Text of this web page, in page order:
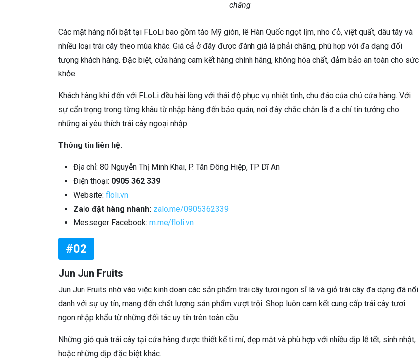
chăng
Các mặt hàng nổi bật tại FLoLi bao gồm táo Mỹ giòn, lê Hàn Quốc ngọt lịm, nho đỏ, việt quất, dâu tây và
nhiều loại trái cây theo mùa khác. Giá cả ở đây được đánh giá là phải chăng, phù hợp với đa dạng đối
tượng khách hàng. Đặc biệt, cửa hàng cam kết hàng chính hãng, không hóa chất, đảm bảo an toàn cho sức
khỏe.
Khách hàng khi đến với FLoLi đều hài lòng với thái độ phục vụ nhiệt tình, chu đáo của chủ cửa hàng. Với
sự cẩn trọng trong từng khâu từ nhập hàng đến bảo quản, nơi đây chắc chắn là địa chỉ tin tưởng cho
những ai yêu thích trái cây ngoại nhập.
Thông tin liên hệ:
Địa chỉ: 80 Nguyễn Thị Minh Khai, P. Tân Đông Hiệp, TP Dĩ An
Điện thoại: 0905 362 339
Website: floli.vn
Zalo đặt hàng nhanh: zalo.me/0905362339
Messeger Facebook: m.me/floli.vn
#02
Jun Jun Fruits
Jun Jun Fruits nhờ vào việc kinh doan các sản phẩm trái cây tươi ngon sỉ là và giỏ trái cây đa dạng đã nổi
danh với sự uy tín, mang đến chất lượng sản phẩm vượt trội. Shop luôn cam kết cung cấp trái cây tươi
ngon nhập khẩu từ những đối tác uy tín trên toàn cầu.
Những giỏ quà trái cây tại cửa hàng được thiết kế tỉ mỉ, đẹp mắt và phù hợp với nhiều dịp lễ tết, sinh nhật,
hoặc những dịp đặc biệt khác.